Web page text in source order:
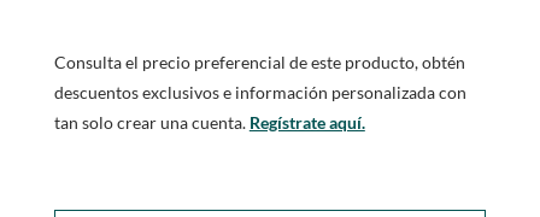
Consulta el precio preferencial de este producto, obtén
descuentos exclusivos e información personalizada con
tan solo crear una cuenta. Regístrate aquí.